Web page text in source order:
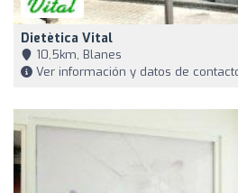
Dietètica Vital
10,5km, Blanes
Ver información y datos de